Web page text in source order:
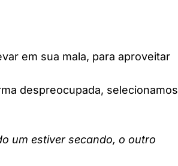
em sua mala, para aproveitar
despreocupada, selecionamos
um estiver secando, o outro